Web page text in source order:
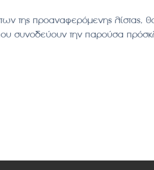
της προαναφερόμενης λίστας,
συνοδεύουν την παρούσα